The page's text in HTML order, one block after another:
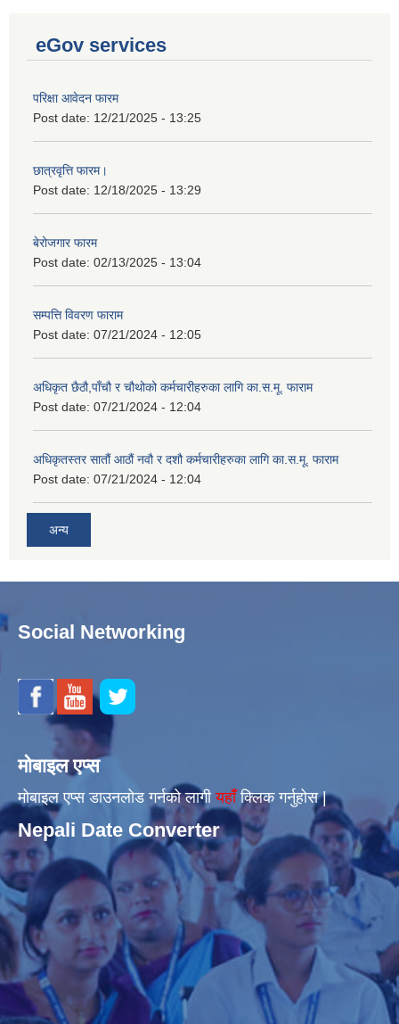
eGov services
परिक्षा आवेदन फारम
Post date: 12/21/2025 - 13:25
छात्रवृत्ति फारम।
Post date: 12/18/2025 - 13:29
बेरोजगार फारम
Post date: 02/13/2025 - 13:04
सम्पत्ति विवरण फाराम
Post date: 07/21/2024 - 12:05
अधिकृत छैठौ,पाँचौ र चौथोको कर्मचारीहरुका लागि का.स.मू. फाराम
Post date: 07/21/2024 - 12:04
अधिकृतस्तर सातौं आठौं नवौ र दशौ कर्मचारीहरुका लागि का.स.मू. फाराम
Post date: 07/21/2024 - 12:04
अन्य
Social Networking
मोबाइल एप्स
मोबाइल एप्स डाउनलोड गर्नको लागीयहाँँक्लिक गर्नुहोस |
Nepali Date Converter